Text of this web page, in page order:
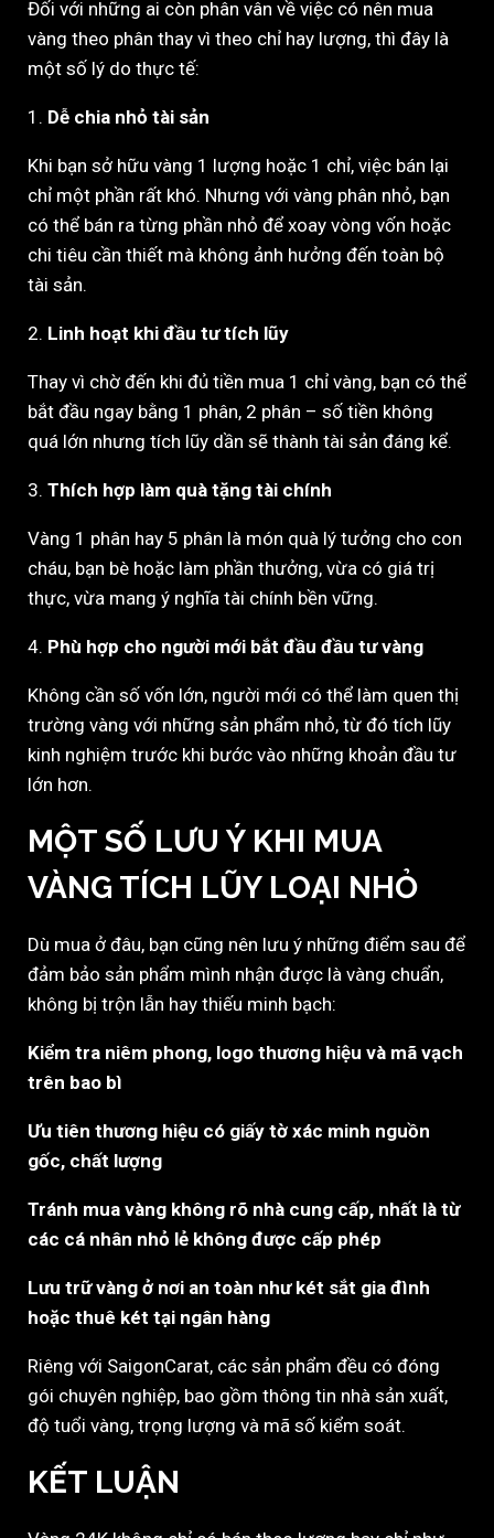
Đối với những ai còn phân vân về việc có nên mua
vàng theo phân thay vì theo chỉ hay lượng, thì đây là
một số lý do thực tế:
1. Dễ chia nhỏ tài sản
Khi bạn sở hữu vàng 1 lượng hoặc 1 chỉ, việc bán lại
chỉ một phần rất khó. Nhưng với vàng phân nhỏ, bạn
có thể bán ra từng phần nhỏ để xoay vòng vốn hoặc
chi tiêu cần thiết mà không ảnh hưởng đến toàn bộ
tài sản.
2. Linh hoạt khi đầu tư tích lũy
Thay vì chờ đến khi đủ tiền mua 1 chỉ vàng, bạn có thể
bắt đầu ngay bằng 1 phân, 2 phân – số tiền không
quá lớn nhưng tích lũy dần sẽ thành tài sản đáng kể.
3. Thích hợp làm quà tặng tài chính
Vàng 1 phân hay 5 phân là món quà lý tưởng cho con
cháu, bạn bè hoặc làm phần thưởng, vừa có giá trị
thực, vừa mang ý nghĩa tài chính bền vững.
4. Phù hợp cho người mới bắt đầu đầu tư vàng
Không cần số vốn lớn, người mới có thể làm quen thị
trường vàng với những sản phẩm nhỏ, từ đó tích lũy
kinh nghiệm trước khi bước vào những khoản đầu tư
lớn hơn.
MỘT SỐ LƯU Ý KHI MUA
VÀNG TÍCH LŨY LOẠI NHỎ
Dù mua ở đâu, bạn cũng nên lưu ý những điểm sau để
đảm bảo sản phẩm mình nhận được là vàng chuẩn,
không bị trộn lẫn hay thiếu minh bạch:
Kiểm tra niêm phong, logo thương hiệu và mã vạch
trên bao bì
Ưu tiên thương hiệu có giấy tờ xác minh nguồn
gốc, chất lượng
Tránh mua vàng không rõ nhà cung cấp, nhất là từ
các cá nhân nhỏ lẻ không được cấp phép
Lưu trữ vàng ở nơi an toàn như két sắt gia đình
hoặc thuê két tại ngân hàng
Riêng với SaigonCarat, các sản phẩm đều có đóng
gói chuyên nghiệp, bao gồm thông tin nhà sản xuất,
độ tuổi vàng, trọng lượng và mã số kiểm soát.
KẾT LUẬN